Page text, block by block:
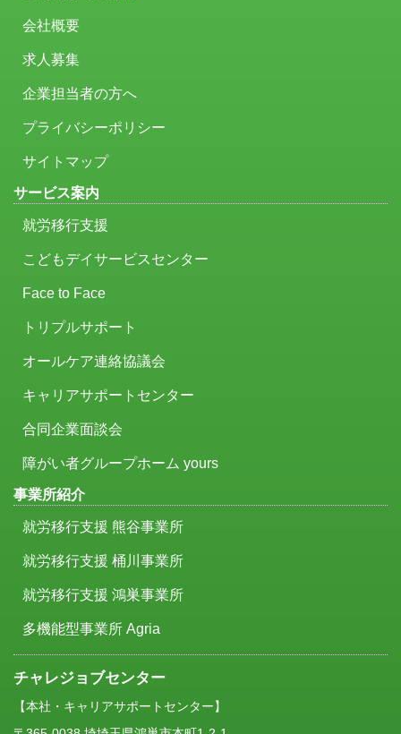
会社概要
求人募集
企業担当者の方へ
プライバシーポリシー
サイトマップ
サービス案内
就労移行支援
こどもデイサービスセンター
Face to Face
トリプルサポート
オールケア連絡協議会
キャリアサポートセンター
合同企業面談会
障がい者グループホーム yours
事業所紹介
就労移行支援 熊谷事業所
就労移行支援 桶川事業所
就労移行支援 鴻巣事業所
多機能型事業所 Agria
チャレジョブセンター
【本社・キャリアサポートセンター】